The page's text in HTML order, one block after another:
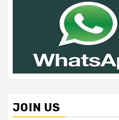
JOIN US